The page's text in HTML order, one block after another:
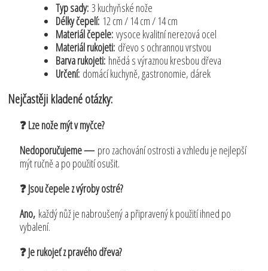
Typ sady: 3 kuchyňské nože
Délky čepelí: 12 cm / 14 cm / 14 cm
Materiál čepele: vysoce kvalitní nerezová ocel
Materiál rukojeti: dřevo s ochrannou vrstvou
Barva rukojeti: hnědá s výraznou kresbou dřeva
Určení: domácí kuchyně, gastronomie, dárek
Nejčastěji kladené otázky:
❓ Lze nože mýt v myčce?
Nedoporučujeme — pro zachování ostrosti a vzhledu je nejlepší
mýt ručně a po použití osušit.
❓ Jsou čepele z výroby ostré?
Ano, každý nůž je nabroušený a připravený k použití ihned po
vybalení.
❓ Je rukojeť z pravého dřeva?